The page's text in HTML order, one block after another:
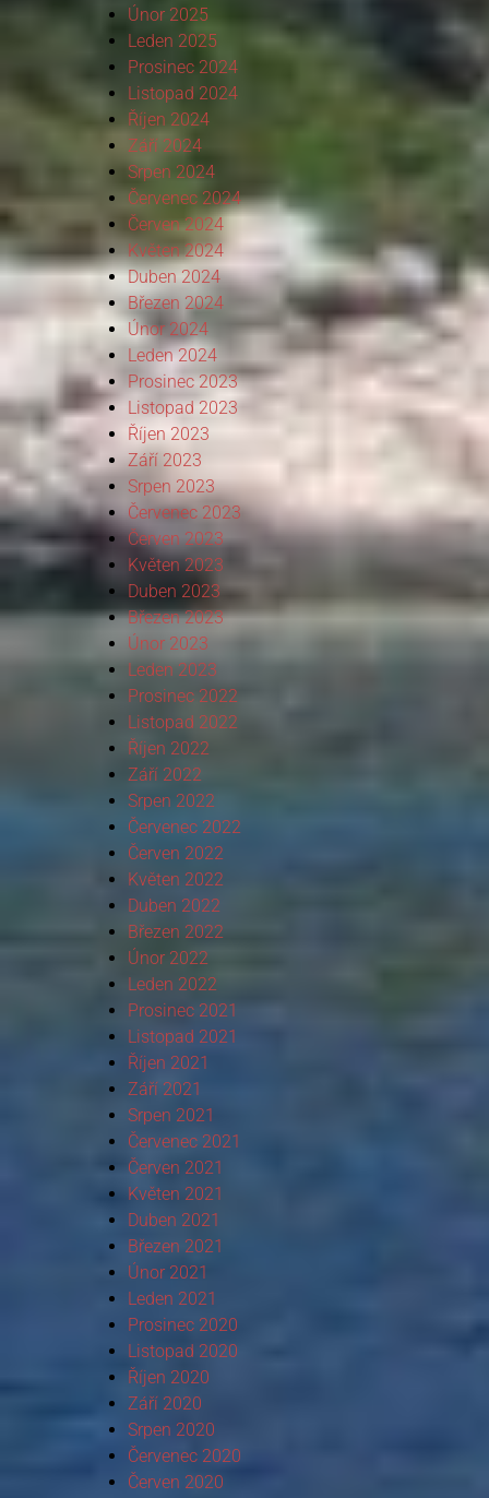
Únor 2025
Leden 2025
Prosinec 2024
Listopad 2024
Říjen 2024
Září 2024
Srpen 2024
Červenec 2024
Červen 2024
Květen 2024
Duben 2024
Březen 2024
Únor 2024
Leden 2024
Prosinec 2023
Listopad 2023
Říjen 2023
Září 2023
Srpen 2023
Červenec 2023
Červen 2023
Květen 2023
Duben 2023
Březen 2023
Únor 2023
Leden 2023
Prosinec 2022
Listopad 2022
Říjen 2022
Září 2022
Srpen 2022
Červenec 2022
Červen 2022
Květen 2022
Duben 2022
Březen 2022
Únor 2022
Leden 2022
Prosinec 2021
Listopad 2021
Říjen 2021
Září 2021
Srpen 2021
Červenec 2021
Červen 2021
Květen 2021
Duben 2021
Březen 2021
Únor 2021
Leden 2021
Prosinec 2020
Listopad 2020
Říjen 2020
Září 2020
Srpen 2020
Červenec 2020
Červen 2020